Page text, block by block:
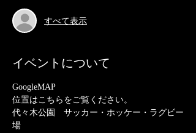
すべて表示
イベントについて
GoogleMAP
位置はこちらをご覧ください。
代々木公園　サッカー・ホッケー・ラグビー
場